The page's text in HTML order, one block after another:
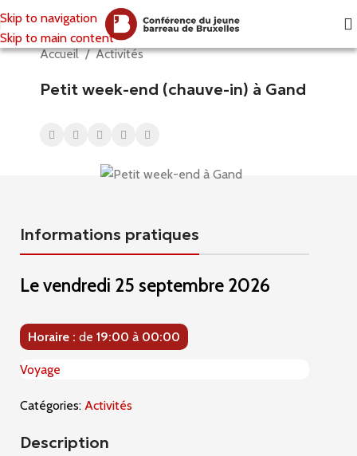
Skip to navigation
Skip to main content
Accueil/ Activités
Petit week-end (chauve-in) à Gand
Informations pratiques
Levendredi 25 septembre 2026
Horaire : de 19:00 à 00:00
Voyage
Catégories: Activités
Description